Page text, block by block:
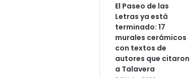
El Paseo de las
Letras ya está
terminado: 17
murales cerámicos
con textos de
autores que citaron
a Talavera